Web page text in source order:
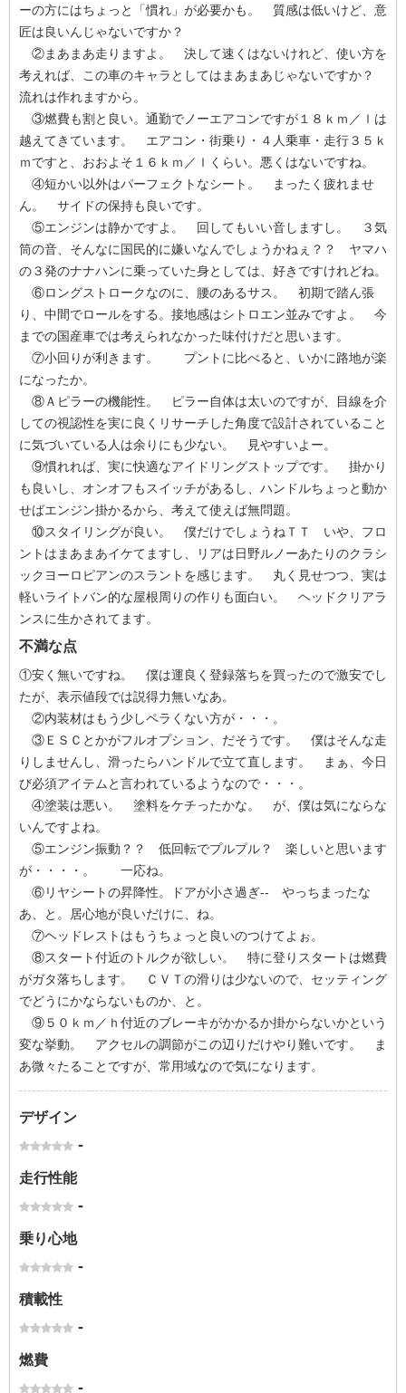
ーの方にはちょっと「慣れ」が必要かも。 質感は低いけど、意
匠は良いんじゃないですか？
②まあまあ走りますよ。 決して速くはないけれど、使い方を
考えれば、この車のキャラとしてはまあまあじゃないですか？
流れは作れますから。
③燃費も割と良い。通勤でノーエアコンですが１８ｋｍ／ｌは
越えてきています。 エアコン・街乗り・４人乗車・走行３５ｋ
ｍですと、おおよそ１６ｋｍ／ｌくらい。悪くはないですね。
④短かい以外はパーフェクトなシート。 まったく疲れませ
ん。 サイドの保持も良いです。
⑤エンジンは静かですよ。 回してもいい音しますし。 ３気
筒の音、そんなに国民的に嫌いなんでしょうかねぇ？？ ヤマハ
の３発のナナハンに乗っていた身としては、好きですけれどね。
⑥ロングストロークなのに、腰のあるサス。 初期で踏ん張
り、中間でロールをする。接地感はシトロエン並みですよ。 今
までの国産車では考えられなかった味付けだと思います。
⑦小回りが利きます。 プントに比べると、いかに路地が楽
になったか。
⑧Ａピラーの機能性。 ピラー自体は太いのですが、目線を介
しての視認性を実に良くリサーチした角度で設計されていること
に気づいている人は余りにも少ない。 見やすいよー。
⑨慣れれば、実に快適なアイドリングストップです。 掛かり
も良いし、オンオフもスイッチがあるし、ハンドルちょっと動か
せばエンジン掛かるから、考えて使えば無問題。
⑩スタイリングが良い。 僕だけでしょうねＴＴ いや、フロ
ントはまあまあイケてますし、リアは日野ルノーあたりのクラシ
ックヨーロピアンのスラントを感じます。 丸く見せつつ、実は
軽いライトバン的な屋根周りの作りも面白い。 ヘッドクリアラ
ンスに生かされてます。
不満な点
①安く無いですね。 僕は運良く登録落ちを買ったので激安でし
たが、表示値段では説得力無いなあ。
②内装材はもう少しペラくない方が・・・。
③ＥＳＣとかがフルオプション、だそうです。 僕はそんな走
りしませんし、滑ったらハンドルで立て直します。 まぁ、今日
び必須アイテムと言われているようなので・・・。
④塗装は悪い。 塗料をケチったかな。 が、僕は気にならな
いんですよね。
⑤エンジン振動？？ 低回転でプルプル？ 楽しいと思います
が・・・・。 一応ね。
⑥リヤシートの昇降性。ドアが小さ過ぎ-- やっちまったな
あ、と。居心地が良いだけに、ね。
⑦ヘッドレストはもうちょっと良いのつけてよぉ。
⑧スタート付近のトルクが欲しい。 特に登りスタートは燃費
がガタ落ちします。 ＣＶＴの滑りは少ないので、セッティング
でどうにかならないものか、と。
⑨５０ｋｍ／ｈ付近のブレーキがかかるか掛からないかという
変な挙動。 アクセルの調節がこの辺りだけやり難いです。 ま
あ微々たることですが、常用域なので気になります。
デザイン
-
走行性能
-
乗り心地
-
積載性
-
燃費
-